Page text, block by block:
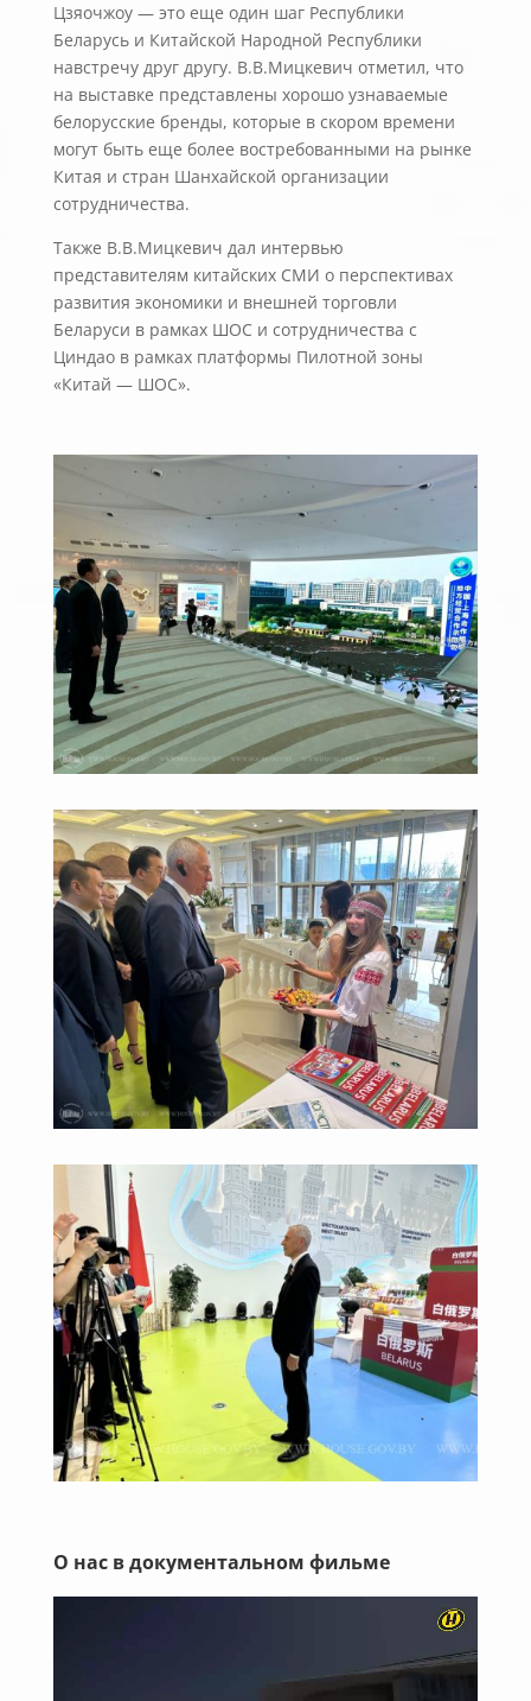
Цзяочжоу — это еще один шаг Республики
Беларусь и Китайской Народной Республики
навстречу друг другу. В.В.Мицкевич отметил, что
на выставке представлены хорошо узнаваемые
белорусские бренды, которые в скором времени
могут быть еще более востребованными на рынке
Китая и стран Шанхайской организации
сотрудничества.
Также В.В.Мицкевич дал интервью
представителям китайских СМИ о перспективах
развития экономики и внешней торговли
Беларуси в рамках ШОС и сотрудничества с
Циндао в рамках платформы Пилотной зоны
«Китай — ШОС».
О нас в документальном фильме